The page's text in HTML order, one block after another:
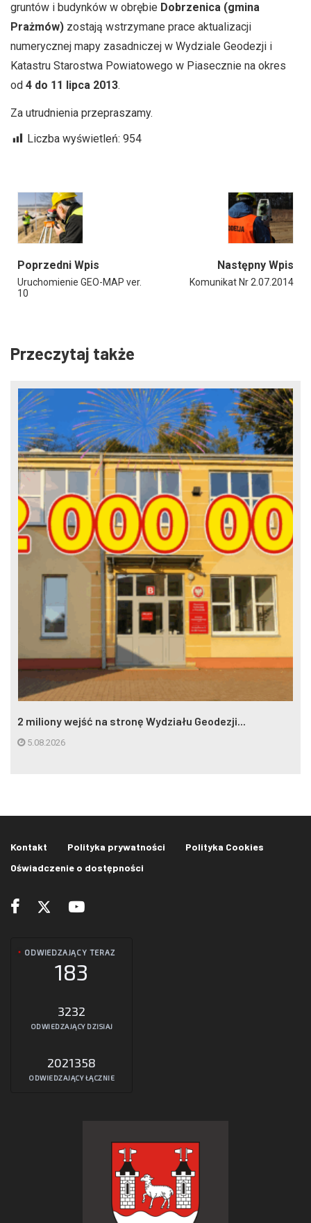
gruntów i budynków w obrębie Dobrzenica (gmina
Prażmów) zostają wstrzymane prace aktualizacji
numerycznej mapy zasadniczej w Wydziale Geodezji i
Katastru Starostwa Powiatowego w Piasecznie na okres
od 4 do 11 lipca 2013.
Za utrudnienia przepraszamy.
Liczba wyświetleń: 954
Poprzedni Wpis
Uruchomienie GEO-MAP ver.
10
Następny Wpis
Komunikat Nr 2.07.2014
Przeczytaj także
2 miliony wejść na stronę Wydziału Geodezji...
5.08.2026
Kontakt Polityka prywatności
Polityka Cookies
Oświadczenie o dostępności
ODWIEDZAJĄCY TERAZ
183
3232
ODWIEDZAJĄCY DZISIAJ
2021358
ODWIEDZAJĄCY ŁĄCZNIE